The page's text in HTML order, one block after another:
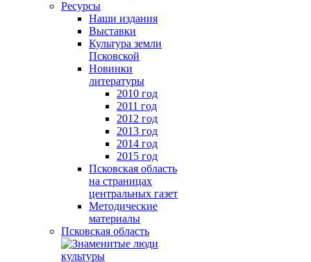
Ресурсы
Наши издания
Выставки
Культура земли
Псковской
Новинки
литературы
2010 год
2011 год
2012 год
2013 год
2014 год
2015 год
Псковская область
на страницах
центральных газет
Методические
материалы
Псковская область